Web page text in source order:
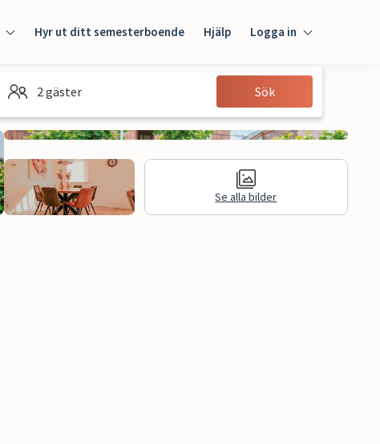
Hyr ut ditt semesterboende Hjälp Logga in
Gäst
2 gäster Sök
Se alla bilder